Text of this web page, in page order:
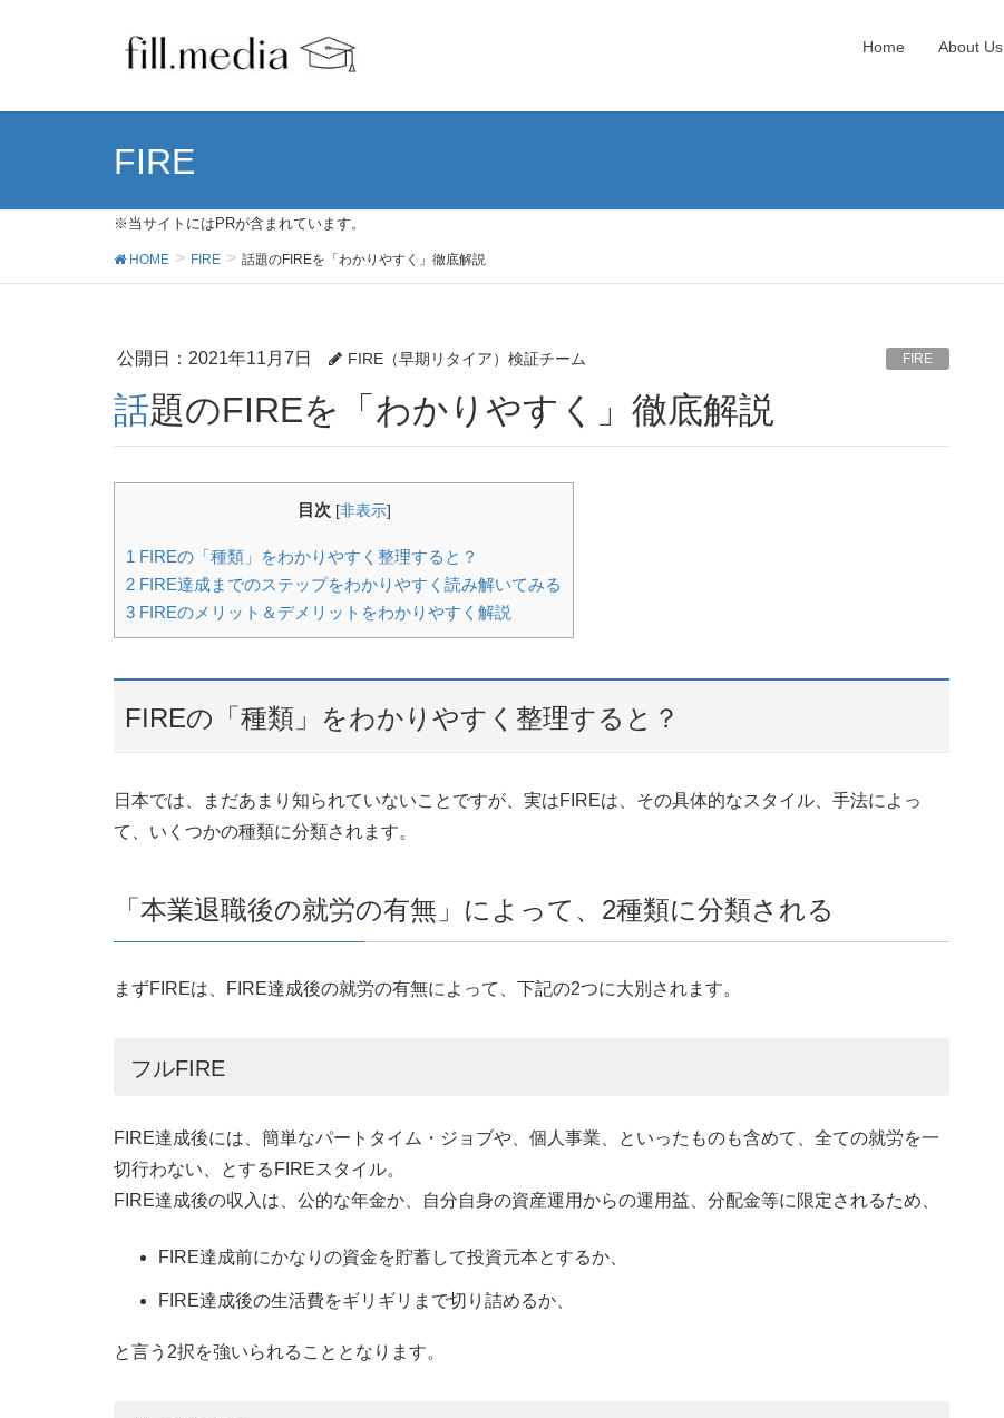
Home About Us
FIRE
※当サイトにはPRが含まれています。
HOME FIRE 話題のFIREを「わかりやすく」徹底解説
公開日： 2021年11月7日 FIRE（早期リタイア）検証チーム FIRE
話題のFIREを「わかりやすく」徹底解説
目次 [非表示]
1 FIREの「種類」をわかりやすく整理すると？
2 FIRE達成までのステップをわかりやすく読み解いてみる
3 FIREのメリット＆デメリットをわかりやすく解説
FIREの「種類」をわかりやすく整理すると？
日本では、まだあまり知られていないことですが、実はFIREは、その具体的なスタイル、手法によっ
て、いくつかの種類に分類されます。
「本業退職後の就労の有無」によって、2種類に分類される
まずFIREは、FIRE達成後の就労の有無によって、下記の2つに大別されます。
フルFIRE
FIRE達成後には、簡単なパートタイム・ジョブや、個人事業、といったものも含めて、全ての就労を一
切行わない、とするFIREスタイル。
FIRE達成後の収入は、公的な年金か、自分自身の資産運用からの運用益、分配金等に限定されるため、
FIRE達成前にかなりの資金を貯蓄して投資元本とするか、
FIRE達成後の生活費をギリギリまで切り詰めるか、
と言う2択を強いられることとなります。